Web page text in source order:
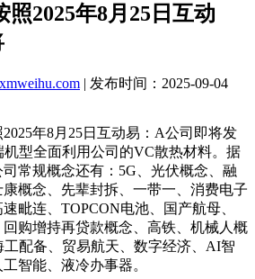
照2025年8月25日互动
| 发布时间：2025-09-04
年8月25日互动易：A公司即将发
型全面利用公司的VC散热材料。据
常规概念还有：5G、光伏概念、融
概念、先辈封拆、一带一、消费电子
毗连、TOPCON电池、国产航母、
购增持再贷款概念、高铁、机械人概
工配备、贸易航天、数字经济、AI智
智能、液冷办事器。